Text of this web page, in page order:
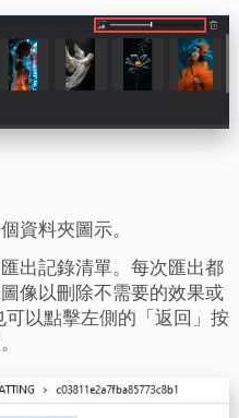
資料夾圖示。
出記錄清單。每次匯出都
像以刪除不需要的效果或
以點擊左側的「返回」按